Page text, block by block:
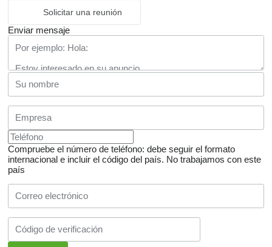
Solicitar una reunión
Enviar mensaje
Compruebe el número de teléfono: debe seguir el formato
internacional e incluir el código del país. No trabajamos con este
país